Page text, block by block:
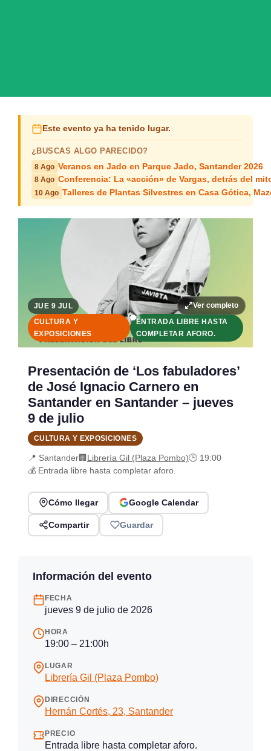
Este evento ya ha tenido lugar.
¿BUSCAS ALGO PARECIDO?
8 Ago Veranos en Jado en Parque Jado, Santander 2026
8 Ago Conferencia: La «acción» de Vargas, detrás del
10 Ago Talleres de Plantas Silvestres en Casa Gótica,
Ver completo
JUE 9 JUL
CULTURA Y
EXPOSICIONES
ENTRADA LIBRE HASTA
COMPLETAR AFORO.
Presentación de ‘Los fabuladores’
de José Ignacio Carnero en
Santander en Santander – jueves
9 de julio
CULTURA Y EXPOSICIONES
📍 Santander🏢Librería Gil (Plaza Pombo)🕒 19:00
💰 Entrada libre hasta completar aforo.
Cómo llegar Google Calendar
Compartir Guardar
Información del evento
FECHA
jueves 9 de julio de 2026
HORA
19:00 – 21:00h
LUGAR
Librería Gil (Plaza Pombo)
DIRECCIÓN
Hernán Cortés, 23, Santander
PRECIO
Entrada libre hasta completar aforo.